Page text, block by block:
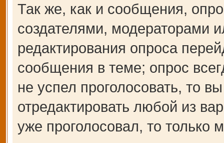
Так же, как и сообщения,
создателями, модераторами
редактирования опроса
сообщения в теме; опрос
не успел проголосовать, то
отредактировать любой из
уже проголосовал, то только